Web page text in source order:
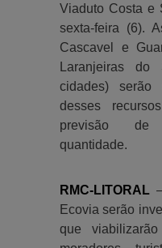
Viaduto Costa e
sexta-feira (6).
Cascavel e
Laranjeiras
cidades) serão
desses
previsão de
quantidade.
RMC-LITORAL
Ecovia serão
que